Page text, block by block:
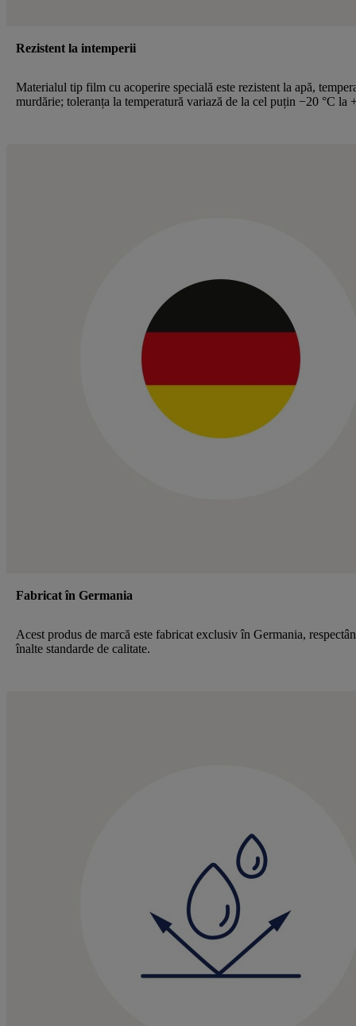
Rezistent la intemperii
Materialul tip film cu acoperire specială este rezistent la apă,
murdărie; toleranța la temperatură variază de la cel puțin −20 °C la
Fabricat în Germania
Acest produs de marcă este fabricat exclusiv în Germania,
înalte standarde de calitate.